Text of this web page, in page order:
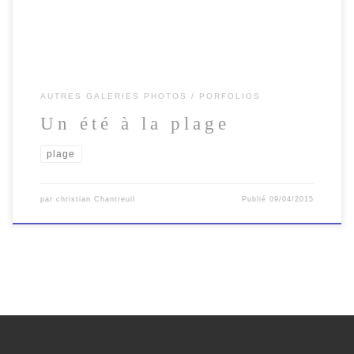
AUTRES GALERIES PHOTOS PORFOLIOS
Un été à la plage
plage
par christian Chantreuil Publié09/04/2015